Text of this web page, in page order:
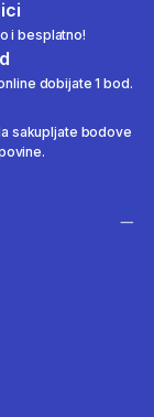
i besplatno!
dobijate 1 bod.
sakupljate bodove